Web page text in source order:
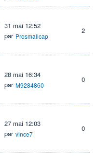
31 mai 12:52
par Prosmallcap
2
28 mai 16:34
par M9284860
0
27 mai 12:03
par vince7
0